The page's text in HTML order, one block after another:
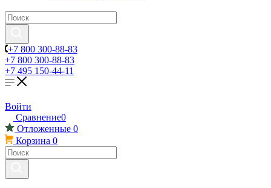
+7 800 300-88-83
+7 800 300-88-83
+7 495 150-44-11
Войти
Сравнение0
Отложенные 0
Корзина 0